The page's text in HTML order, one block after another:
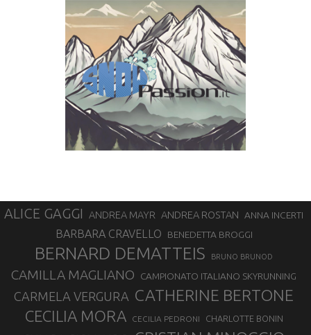
ALICE GAGGI ANDREA MAYR ANDREA ROSTAN ANNA INCERTI
BARBARA CRAVELLO BENEDETTA BROGGI
BERNARD DEMATTEIS BRUNO BRUNOD
CAMILLA MAGLIANO CAMPIONATO ITALIANO SKYRUNNING
CARMELA VERGURA CATHERINE BERTONE
CECILIA MORA CECILIA PEDRONI CHARLOTTE BONIN